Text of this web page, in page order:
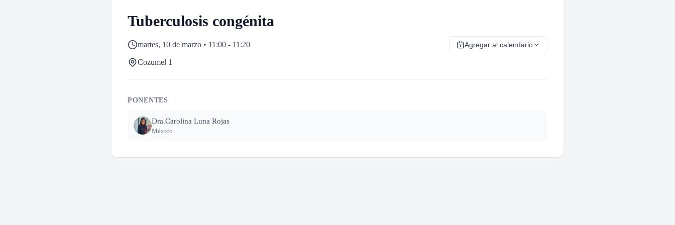
Tuberculosis congénita
martes, 10 de marzo • 11:00 - 11:20 Agregar al calendario
Cozumel 1
PONENTES
Dra.Carolina Luna Rojas
México